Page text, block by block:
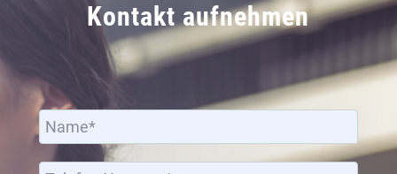
Kontakt aufnehmen
Bitte lassen Sie dieses Feld leer.